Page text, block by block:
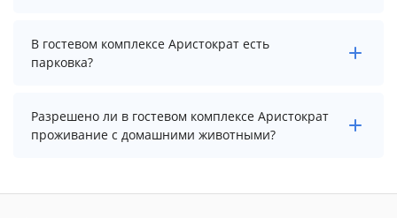
В гостевом комплексе Аристократ нет бассейна.
В гостевом комплексе Аристократ есть
парковка?
В гостевом комплексе Аристократ есть парковка,
уточните информацию перед бронированием у
менеджера, возможно, услуга оплачивается отдельно.
Разрешено ли в гостевом комплексе Аристократ
проживание с домашними животными?